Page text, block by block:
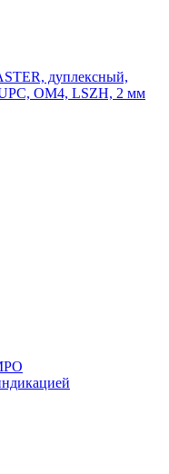
дуплексный,
OM4, LSZH, 2 мм